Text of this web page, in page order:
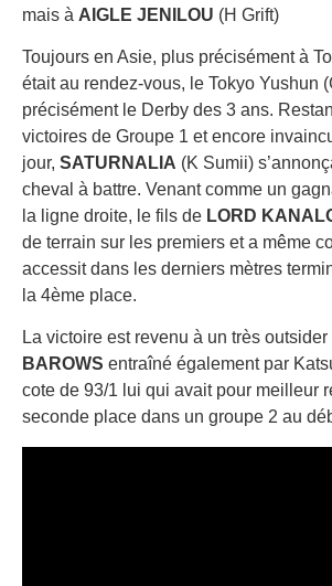
mais à AIGLE JENILOU (H Grift)
Toujours en Asie, plus précisément à
était au rendez-vous, le Tokyo Yushun
précisément le Derby des 3 ans.
victoires de Groupe 1 et encore
jour, SATURNALIA (K Sumii)
cheval à battre. Venant comme un
la ligne droite, le fils de LORD
de terrain sur les premiers et a même
accessit dans les derniers mètres
la 4ème place.
La victoire est revenu à un très outsider
BAROWS entraîné également par
cote de 93/1 lui qui avait pour meilleur
seconde place dans un groupe 2 au